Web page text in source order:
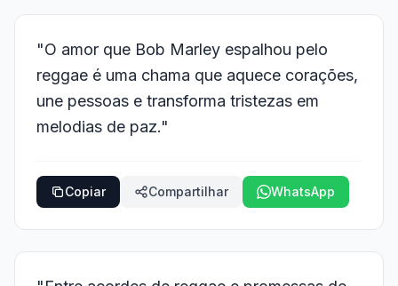
"O amor que Bob Marley espalhou pelo
reggae é uma chama que aquece corações,
une pessoas e transforma tristezas em
melodias de paz."
Copiar Compartilhar WhatsApp